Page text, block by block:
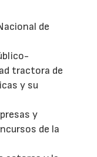
de
tractora de
y su
y
de la